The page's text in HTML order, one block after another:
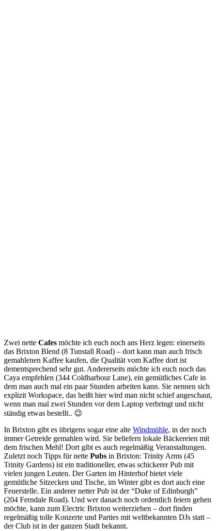
Zwei nette Cafes möchte ich euch noch ans Herz legen: einerseits
das Brixton Blend (8 Tunstall Road) – dort kann man auch frisch
gemahlenen Kaffee kaufen, die Qualität vom Kaffee dort ist
dementsprechend sehr gut. Andererseits möchte ich euch noch das
Caya empfehlen (344 Coldharbour Lane), ein gemütliches Cafe in
dem man auch mal ein paar Stunden arbeiten kann. Sie nennen sich
explizit Workspace, das heißt hier wird man nicht schief angeschaut,
wenn man mal zwei Stunden vor dem Laptop verbringt und nicht
ständig etwas bestellt.. 😉
In Brixton gibt es übrigens sogar eine alte Windmühle, in der noch
immer Getreide gemahlen wird. Sie beliefern lokale Bäckereien mit
dem frischen Mehl! Dort gibt es auch regelmäßig Veranstaltungen.
Zuletzt noch Tipps für nette Pubs in Brixton: Trinity Arms (45
Trinity Gardens) ist ein traditioneller, etwas schickerer Pub mit
vielen jungen Leuten. Der Garten im Hinterhof bietet viele
gemütliche Sitzecken und Tische, im Winter gibt es dort auch eine
Feuerstelle. Ein anderer netter Pub ist der “Duke of Edinburgh”
(204 Ferndale Road). Und wer danach noch ordentlich feiern gehen
möchte, kann zum Electric Brixton weiterziehen – dort finden
regelmäßig tolle Konzerte und Parties mit weltbekannten DJs statt –
der Club ist in der ganzen Stadt bekannt.